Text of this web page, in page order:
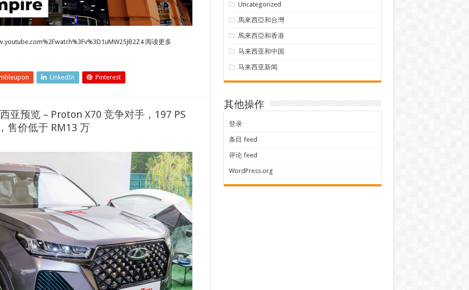
阅读更多
LinkedIn Pinterest
亚预览 – Proton X70 竞争对手，197 PS
售价低于 RM13 万
Uncategorized
馬來西亞和台灣
馬來西亞和香港
马来西亚和中国
马来西亚新闻
其他操作
登录
条目 feed
评论 feed
WordPress.org